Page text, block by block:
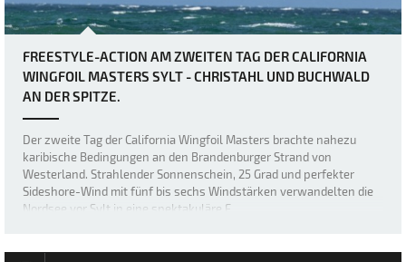
FREESTYLE-ACTION AM ZWEITEN TAG DER CALIFORNIA
WINGFOIL MASTERS SYLT - CHRISTAHL UND BUCHWALD
AN DER SPITZE.
Der zweite Tag der California Wingfoil Masters brachte nahezu
karibische Bedingungen an den Brandenburger Strand von
Westerland. Strahlender Sonnenschein, 25 Grad und perfekter
Sideshore-Wind mit fünf bis sechs Windstärken verwandelten die
Nordsee vor Sylt in eine spektakuläre F…